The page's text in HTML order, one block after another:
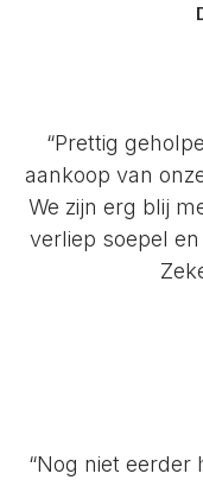
“Prettig
aankoop van
We zijn erg blij
verliep soepel
“Nog niet eerder